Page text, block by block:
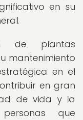
en su
de plantas
mantenimiento
en el
en gran
de vida y la
que